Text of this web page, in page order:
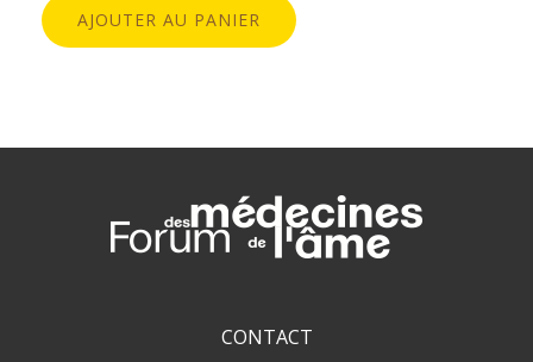
AJOUTER AU PANIER
CONTACT